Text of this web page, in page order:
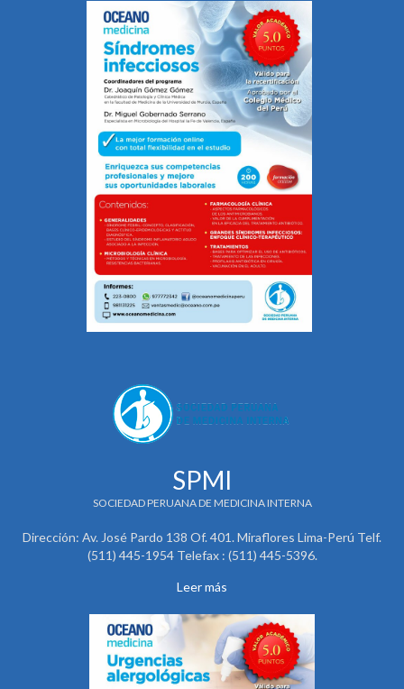
SPMI
SOCIEDAD PERUANA DE MEDICINA INTERNA
Dirección: Av. José Pardo 138 Of. 401. Miraflores Lima-Perú Telf.
(511) 445-1954 Telefax : (511) 445-5396.
Leer más